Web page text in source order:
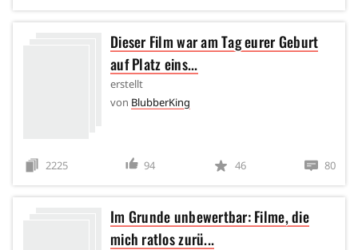
Dieser Film war am Tag eurer Geburt
auf Platz eins...
erstellt
von BlubberKing
2225 94 46 80
Im Grunde unbewertbar: Filme, die
mich ratlos zurü...